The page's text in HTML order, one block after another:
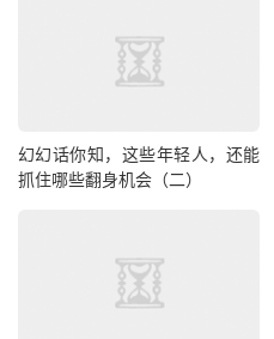
幻幻话你知，这些年轻人，还能
抓住哪些翻身机会（二）